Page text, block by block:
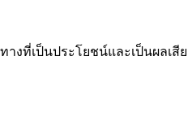
างที่เป็นประโยชน์และเป็นผล